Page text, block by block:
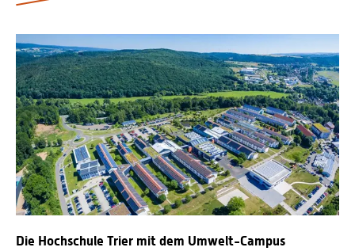
Schwerbehindertenvertretungen
Informationssicherheit
Personalentwicklung
Personensuche
Die Hochschule Trier mit dem Umwelt-Campus